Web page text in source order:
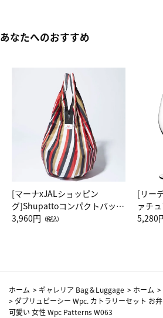
あなたへのおすすめ
[マーナxJALショッピン
グ]Shupattoコンパクトバッグ
Drop JAL客室乗務員（LC）ス
3,960円 （税込）
[リー
ァチ
ト（レ
5,280
ホーム > ギャレリア Bag＆Luggage > ホーム >
> ダブリュピーシー Wpc. カトラリーセット お
可愛い 女性 Wpc Patterns W063